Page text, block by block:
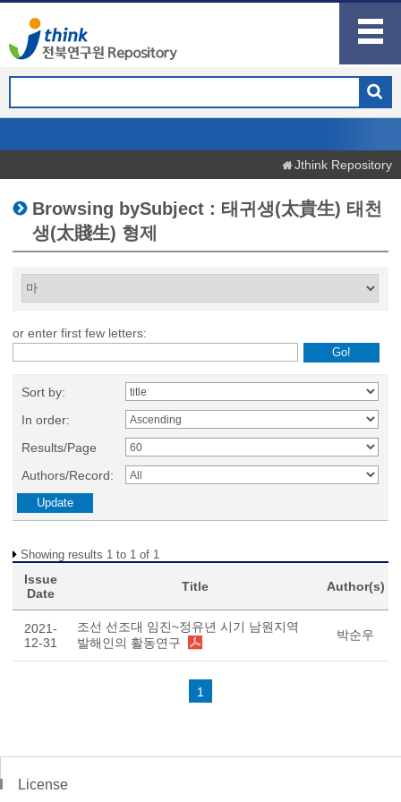
Jthink Repository
Browsing bySubject : 태귀생(太貴生) 태천
생(太賤生) 형제
or enter first few letters:
Sort by:
In order:
Results/Page
Authors/Record:
Showing results 1 to 1 of 1
Issue
Date
Title Author(s)
2021-
12-31
조선 선조대 임진~정유년 시기 남원지역
발해인의 활동연구
박순우
1
License